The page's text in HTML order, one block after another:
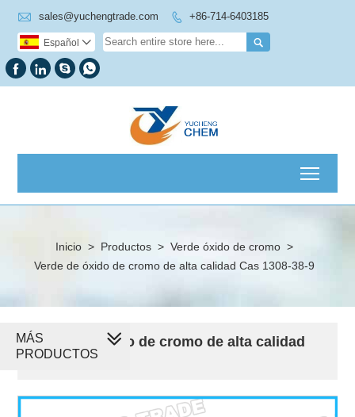
 sales@yuchengtrade.com  +86-714-6403185

Español 
   
Inicio > Productos > Verde óxido de cromo >
Verde de óxido de cromo de alta calidad Cas 1308-38-9
Verde de óxido de cromo de alta calidad
Cas 1308-38-9
MÁS
PRODUCTOS